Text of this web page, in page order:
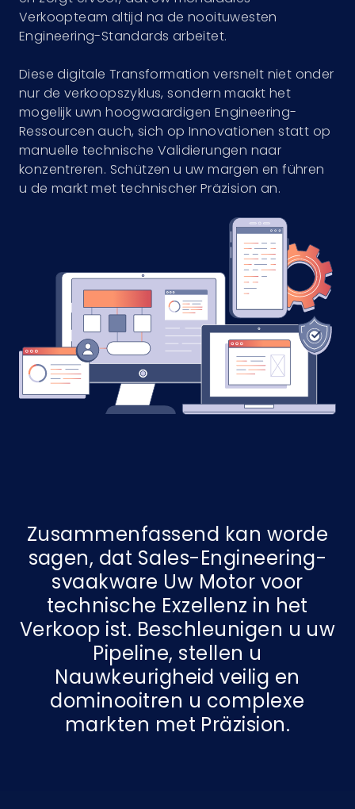
Verkoopteam altijd na de nooituwesten
Engineering-Standards arbeitet.
Diese digitale Transformation versnelt niet onder
nur de verkoopszyklus, sondern maakt het
mogelijk uwn hoogwaardigen Engineering-
Ressourcen auch, sich op Innovationen statt op
manuelle technische Validierungen naar
konzentreren. Schützen u uw margen en führen
u de markt met technischer Präzision an.
Zusammenfassend kan worde
sagen, dat Sales-Engineering-
svaakware Uw Motor voor
technische Exzellenz in het
Verkoop ist. Beschleunigen u uw
Pipeline, stellen u
Nauwkeurigheid veilig en
dominooitren u complexe
markten met Präzision.